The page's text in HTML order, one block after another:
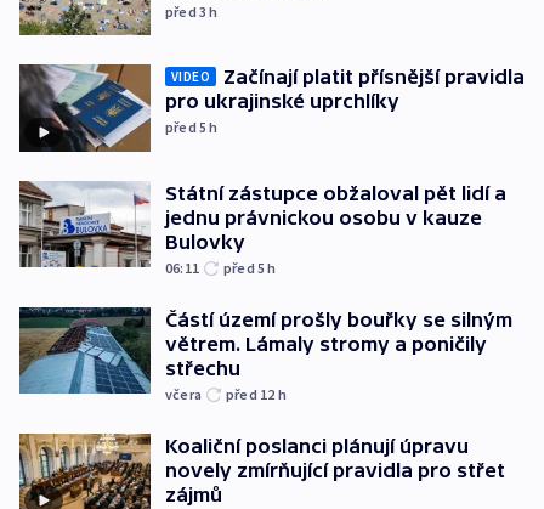
před 3h
VIDEO
Začínají platit přísnější pravidla
pro ukrajinské uprchlíky
před 5h
Státní zástupce obžaloval pět lidí a
jednu právnickou osobu v kauze
Bulovky
06:11 před 5h
Částí území prošly bouřky se silným
větrem. Lámaly stromy a poničily
střechu
včera před 12 h
Koaliční poslanci plánují úpravu
novely zmírňující pravidla pro střet
zájmů